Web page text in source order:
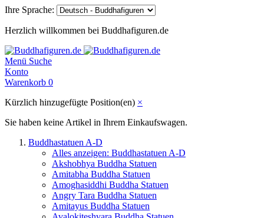
Ihre Sprache:
Herzlich willkommen bei Buddhafiguren.de
Menü Suche
Konto
Warenkorb 0
Kürzlich hinzugefügte Position(en) ×
Sie haben keine Artikel in Ihrem Einkaufswagen.
Buddhastatuen A-D
Alles anzeigen: Buddhastatuen A-D
Akshobhya Buddha Statuen
Amitabha Buddha Statuen
Amoghasiddhi Buddha Statuen
Angry Tara Buddha Statuen
Amitayus Buddha Statuen